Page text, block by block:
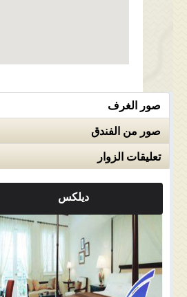
صور الغرف
صور من الفندق
تعليقات الزوار
ديلكس
ملاحضات الغرفة